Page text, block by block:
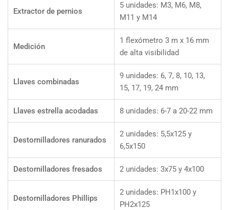
Extractor de pernios
5 unidades: M3, M6, M8,
M11 y M14
Medición
1 flexómetro 3 m x 16 mm
de alta visibilidad
Llaves combinadas
9 unidades: 6, 7, 8, 10, 13,
15, 17, 19, 24 mm
Llaves estrella acodadas 8 unidades: 6-7 a 20-22 mm
Destornilladores ranurados
2 unidades: 5,5x125 y
6,5x150
Destornilladores fresados 2 unidades: 3x75 y 4x100
Destornilladores Phillips
2 unidades: PH1x100 y
PH2x125